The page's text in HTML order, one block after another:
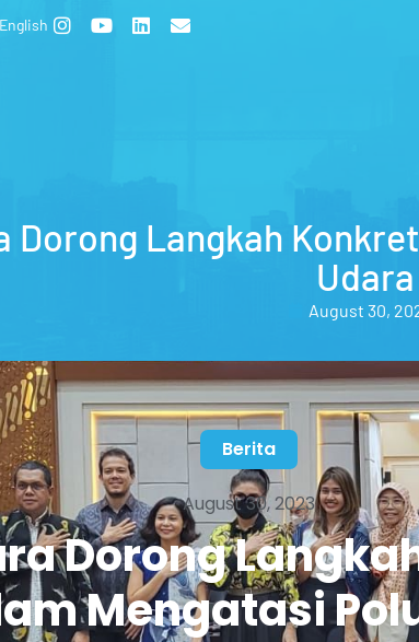
English
Dorong Langkah
Udara
August 30,
Berita
August 30, 2023
Dorong
Mengatasi